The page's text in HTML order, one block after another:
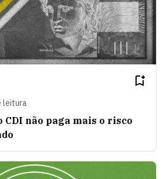
leitura
CDI não paga mais o risco